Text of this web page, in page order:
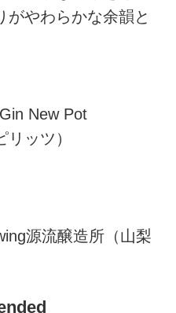
がやわらかな余韻と
New Pot
ッツ）
源流醸造所（山梨